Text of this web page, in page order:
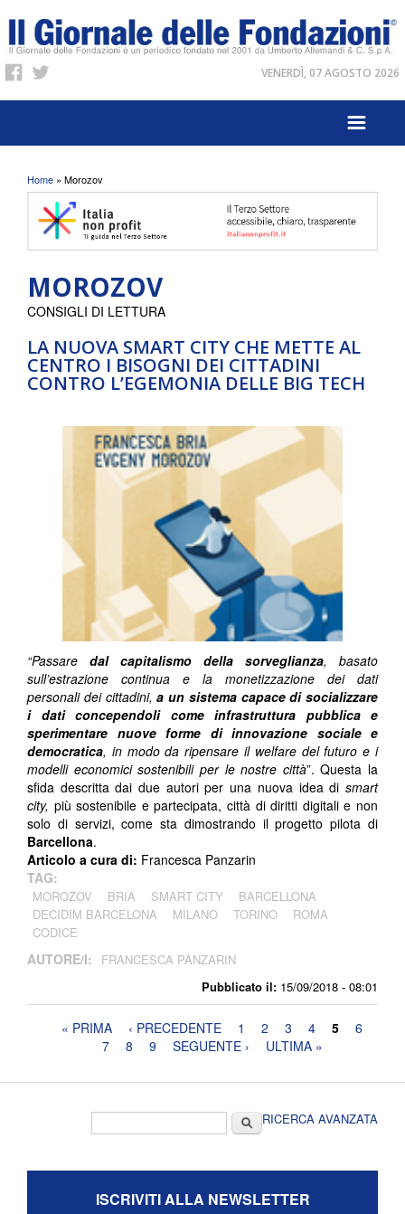
VENERDÌ, 07 AGOSTO 2026
Tu sei qui
Home » Morozov
MOROZOV
LA NUOVA SMART CITY CHE METTE AL
CENTRO I BISOGNI DEI CITTADINI
CONTRO L’EGEMONIA DELLE BIG TECH
Pubblicato il: 15/09/2018 - 08:01
CONSIGLI DI LETTURA
“Passare dal capitalismo della sorveglianza, basato
sull’estrazione continua e la monetizzazione dei dati
personali dei cittadini,a un sistema capace di socializzare
i dati concependoli come infrastruttura pubblica e
sperimentare nuove forme di innovazione sociale e
democratica, in modo da ripensare il welfare del futuro e i
modelli economici sostenibili per le nostre città”. Questa la
sfida descritta dai due autori per una nuova idea di smart
city, più sostenibile e partecipata, città di diritti digitali e non
solo di servizi, come sta dimostrando il progetto pilota di
Barcellona.
Articolo a cura di: Francesca Panzarin
TAG:
MOROZOV BRIA SMART CITY
BARCELLONA
DECIDIM BARCELONA
MILANO TORINO
ROMA
CODICE
AUTORE/I: FRANCESCA PANZARIN
Pagine« PRIMA ‹ PRECEDENTE 1 2 3 4 5
6
7
8 9 SEGUENTE › ULTIMA »
CercaRICERCA AVANZATA
ISCRIVITI ALLA NEWSLETTER